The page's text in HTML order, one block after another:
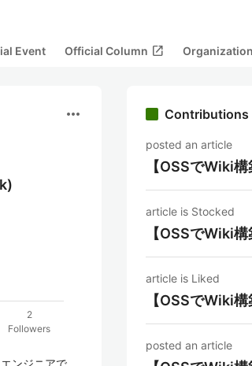
Event Official Column open_in_new Organization
more_horiz
2
Followers
ンジニアで
Contributions
posted an article
【OSSでWiki
article is Stocked
【OSSでWiki
article is Liked
【OSSでWiki
posted an article